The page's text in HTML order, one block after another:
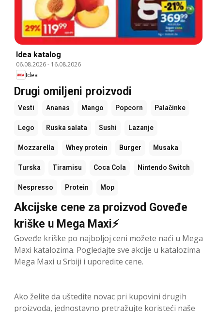
Idea katalog
06.08.2026- 16.08.2026
Idea
Drugi omiljeni proizvodi
Vesti Ananas Mango Popcorn Palačinke
Lego Ruska salata Sushi Lazanje
Mozzarella Whey protein Burger Musaka
Turska Tiramisu Coca Cola Nintendo Switch
Nespresso Protein Mop
Akcijske cene za proizvod Goveđe
kriške u Mega Maxi⚡
Goveđe kriške po najboljoj ceni možete naći u Mega
Maxi katalozima. Pogledajte sve akcije u katalozima
Mega Maxi u Srbiji i uporedite cene.
Ako želite da uštedite novac pri kupovini drugih
proizvoda, jednostavno pretražujte koristeći naše